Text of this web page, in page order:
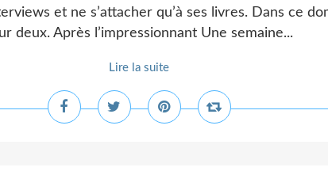
et ne s’attacher qu’à ses livres. Dans ce
deux. Après l’impressionnant Une semaine...
Lire la suite